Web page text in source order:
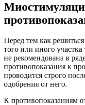
Перед тем как
того или иного
не рекомендована в
противопоказания к
проводится строго
одобрения от него.
К противопоказаниям